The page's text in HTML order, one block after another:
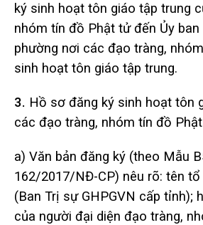
ký sinh hoạt tôn giáo tập trung
nhóm tín đồ Phật tử đến Ủy ban
phường nơi các đạo tràng,
sinh hoạt tôn giáo tập trung.
3. Hồ sơ đăng ký sinh hoạt tôn
các đạo tràng, nhóm tín đồ
a) Văn bản đăng ký (theo Mẫu
162/2017/NĐ-CP) nêu rõ: tên
(Ban Trị sự GHPGVN cấp tỉnh);
của người đại diện đạo tràng,